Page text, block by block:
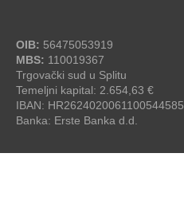
OIB: 56475053919
MBS: 110019367
Trgovački sud u Splitu
Temeljni kapital: 2.654,63 €
IBAN: HR2624020061100544585
Banka: Erste Banka d.d.